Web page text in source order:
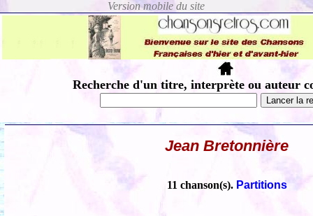
Recherche d'un titre, interprète ou auteur
Jean Bretonnière
11 chanson(s). Partitions